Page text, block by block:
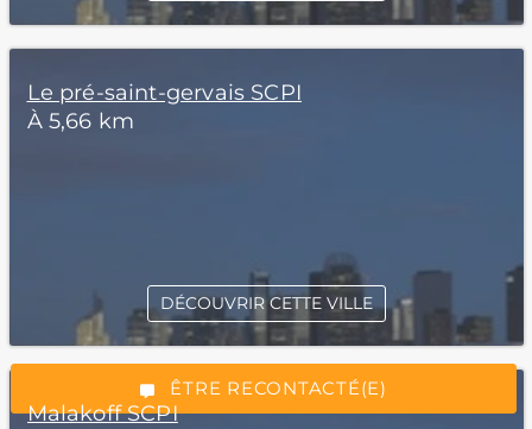
“Excellent”, 165 avis
ÊTRE RECONTACTÉ(E)
Le pré-saint-gervais SCPI
À 5,66 km
DÉCOUVRIR CETTE VILLE
Malakoff SCPI